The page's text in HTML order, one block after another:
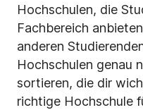
Hochschulen, die
Fachbereich
anderen
Hochschulen genau
sortieren, die dir
richtige Hochschule